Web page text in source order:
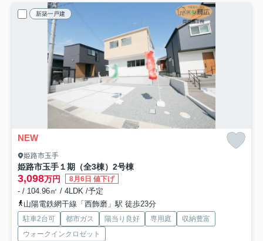
新築一戸建
NEW
姫路市玉手
姫路市玉手１期（全3棟）2号棟
3,098万円 8月6日 値下げ
- / 104.96㎡ / 4LDK /予定
山陽電鉄網干線「西飾磨」駅 徒歩23分
駐車2台可 都市ガス 陽当り良好 専用庭
収納豊富
ウォークインクロゼット